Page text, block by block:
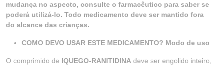
mudança no aspecto, consulte o farmacêutico para saber se
poderá utilizá-lo. Todo medicamento deve ser mantido fora
do alcance das crianças.
COMO DEVO USAR ESTE MEDICAMENTO? Modo de uso
O comprimido de IQUEGO-RANITIDINA deve ser engolido inteiro,